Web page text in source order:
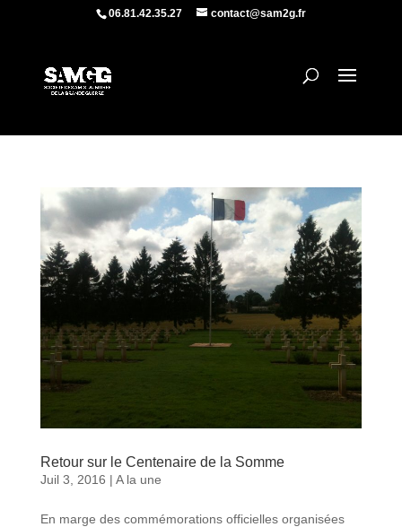
06.81.42.35.27 contact@sam2g.fr
Retour sur le Centenaire de la Somme
Juil 3, 2016 | A la une
En marge des commémorations officielles organisées